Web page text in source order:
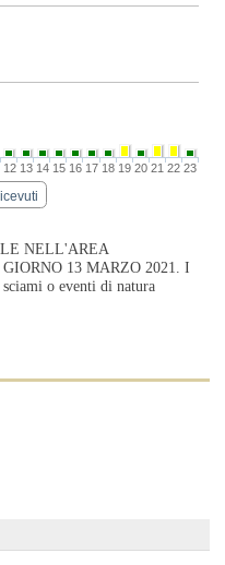
12 13 14 15 16 17 18 19 20 21 22 23
NELL'AREA
13 MARZO 2021. I
o eventi di natura